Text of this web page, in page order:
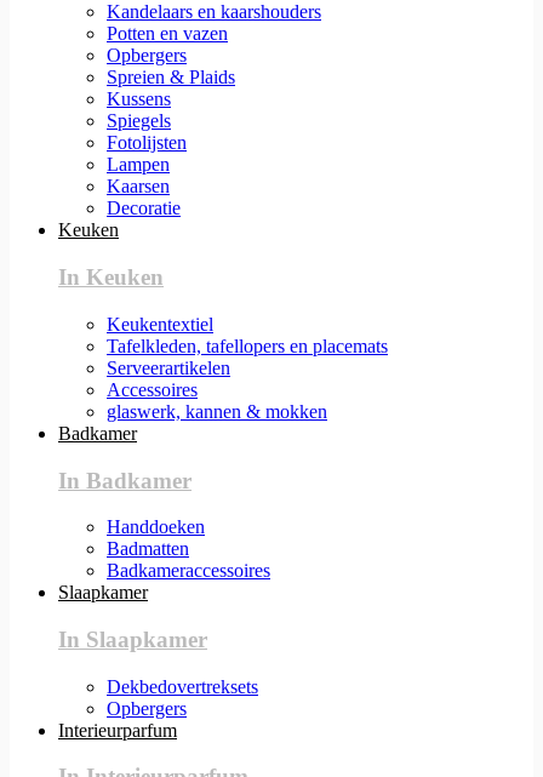
Kandelaars en kaarshouders
Potten en vazen
Opbergers
Spreien & Plaids
Kussens
Spiegels
Fotolijsten
Lampen
Kaarsen
Decoratie
Keuken
In Keuken
Keukentextiel
Tafelkleden, tafellopers en placemats
Serveerartikelen
Accessoires
glaswerk, kannen & mokken
Badkamer
In Badkamer
Handdoeken
Badmatten
Badkameraccessoires
Slaapkamer
In Slaapkamer
Dekbedovertreksets
Opbergers
Interieurparfum